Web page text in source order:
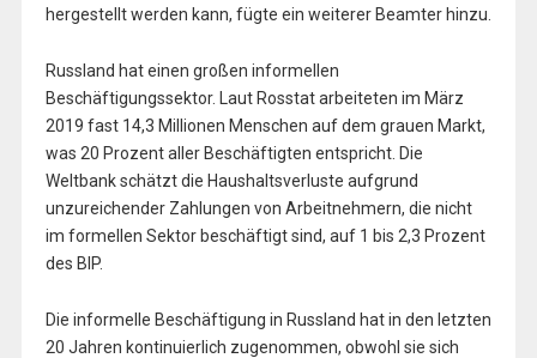
hergestellt werden kann, fügte ein weiterer Beamter hinzu.
Russland hat einen großen informellen
Beschäftigungssektor. Laut Rosstat arbeiteten im März
2019 fast 14,3 Millionen Menschen auf dem grauen Markt,
was 20 Prozent aller Beschäftigten entspricht. Die
Weltbank schätzt die Haushaltsverluste aufgrund
unzureichender Zahlungen von Arbeitnehmern, die nicht
im formellen Sektor beschäftigt sind, auf 1 bis 2,3 Prozent
des BIP.
Die informelle Beschäftigung in Russland hat in den letzten
20 Jahren kontinuierlich zugenommen, obwohl sie sich